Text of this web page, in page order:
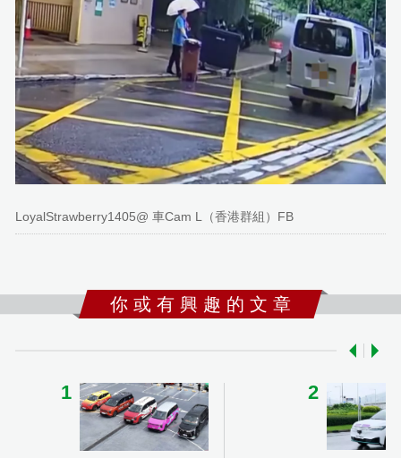
LoyalStrawberry1405@ 車Cam L（香港群組）FB
你 或 有 興 趣 的 文 章